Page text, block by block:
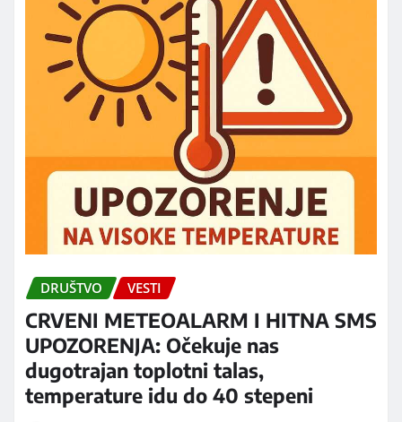
DRUŠTVO VESTI
CRVENI METEOALARM I HITNA SMS
UPOZORENJA: Očekuje nas
dugotrajan toplotni talas,
temperature idu do 40 stepeni